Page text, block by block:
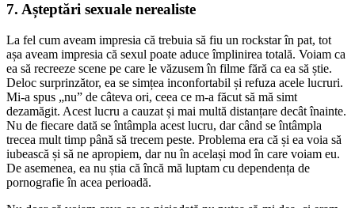
7. Așteptări sexuale nerealiste
La fel cum aveam impresia că trebuia să fiu un rockstar în pat, tot
așa aveam impresia că sexul poate aduce împlinirea totală. Voiam ca
ea să recreeze scene pe care le văzusem în filme fără ca ea să știe.
Deloc surprinzător, ea se simțea inconfortabil și refuza acele lucruri.
Mi-a spus „nu” de câteva ori, ceea ce m-a făcut să mă simt
dezamăgit. Acest lucru a cauzat și mai multă distanțare decât înainte.
Nu de fiecare dată se întâmpla acest lucru, dar când se întâmpla
trecea mult timp până să trecem peste. Problema era că și ea voia să
iubească și să ne apropiem, dar nu în același mod în care voiam eu.
De asemenea, ea nu știa că încă mă luptam cu dependența de
pornografie în acea perioadă.